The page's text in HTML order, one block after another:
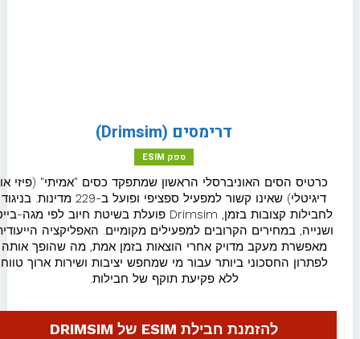
כרטיס eSIM אזורי
בלוג
דרימסים (Drimsim)
כרטיס הסים האוניברסלי הראשון שמתפקד כסים "אמיתי" (פיזי או
דיגיטלי) שאינו קשור למפעיל ספציפי ופועל ב-229 מדינות. בניגוד
לחבילות קצובות בזמן, Drimsim פועלת בשיטת חיוב לפי מגה-בייט
ושנייה, במחירים הקרובים למפעילים מקומיים. האפליקציה הייעודית
מאפשרת מעקב מדויק אחרי הוצאות בזמן אמת, מה שהופך אותה
לפתרון החסכוני ביותר עבור מי שמחפש יציבות ושירות ארוך טווח
ללא פקיעת תוקף של חבילות.
להזמנת חבילת ESIM של DRIMSIM